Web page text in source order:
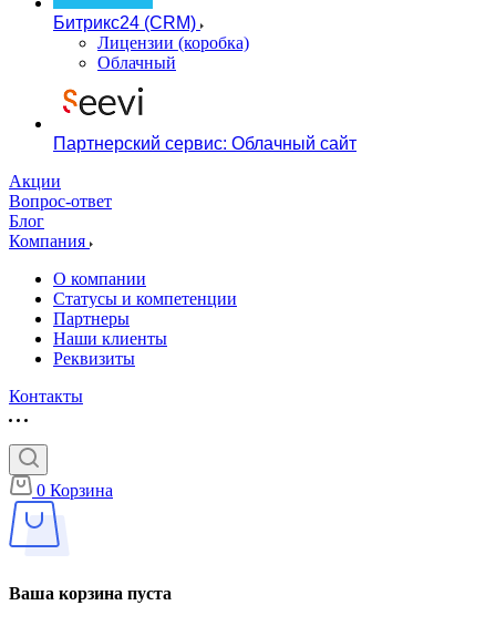
Битрикс24 (CRM)
Лицензии (коробка)
Облачный
Партнерский сервис: Облачный сайт
Акции
Вопрос-ответ
Блог
Компания
О компании
Статусы и компетенции
Партнеры
Наши клиенты
Реквизиты
Контакты
0 Корзина
Ваша корзина пуста